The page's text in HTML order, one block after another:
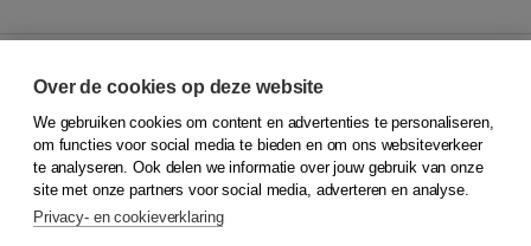
© 2026Koninklijke Boom uitgevers
Klantenservice
Service & informatie
Contact
Over de cookies op deze website
We gebruiken cookies om content en advertenties te personaliseren,
om functies voor social media te bieden en om ons websiteverkeer
te analyseren. Ook delen we informatie over jouw gebruik van onze
site met onze partners voor social media, adverteren en analyse.
Privacy- en cookieverklaring